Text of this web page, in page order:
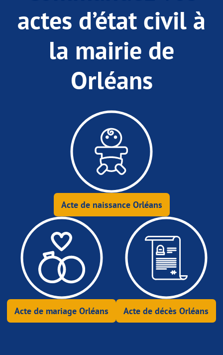
actes d’état civil à
la mairie de
Orléans
Acte de naissance Orléans
Acte de mariage Orléans Acte de décès Orléans